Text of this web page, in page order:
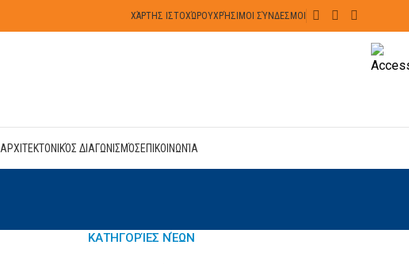
ΧΆΡΤΗΣ ΙΣΤΟΧΏΡΟΥΧΡΉΣΙΜΟΙ ΣΎΝΔΕΣΜΟΙ
ΑΡΧΙΤΕΚΤΟΝΙΚΌΣ ΔΙΑΓΩΝΙΣΜΌΣΕΠΙΚΟΙΝΩΝΊΑ
ΚΑΤΗΓΟΡΊΕΣ ΝΈΩΝ